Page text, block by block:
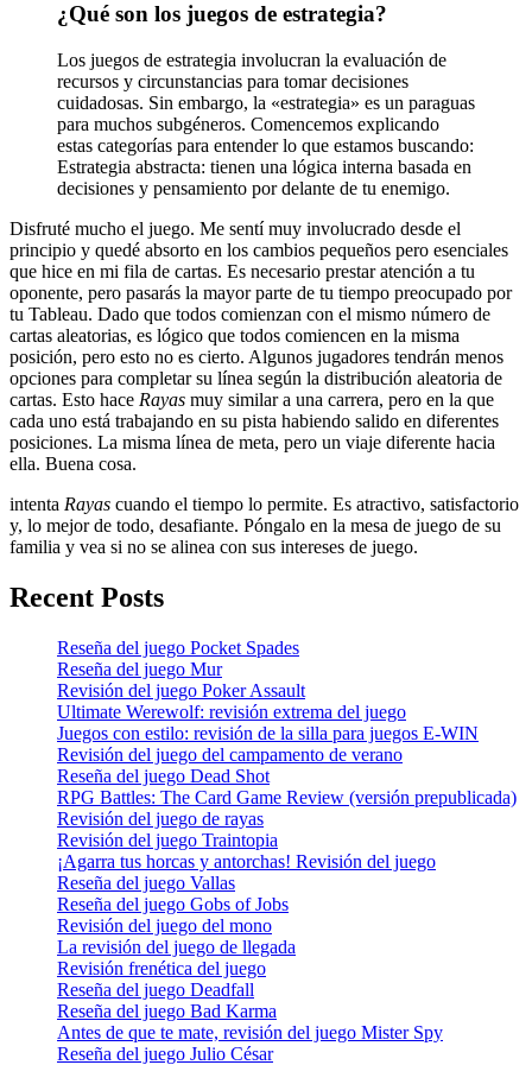
¿Qué son los juegos de estrategia?
Los juegos de estrategia involucran la evaluación de
recursos y circunstancias para tomar decisiones
cuidadosas. Sin embargo, la «estrategia» es un paraguas
para muchos subgéneros. Comencemos explicando
estas categorías para entender lo que estamos buscando:
Estrategia abstracta: tienen una lógica interna basada en
decisiones y pensamiento por delante de tu enemigo.
Disfruté mucho el juego. Me sentí muy involucrado desde el
principio y quedé absorto en los cambios pequeños pero esenciales
que hice en mi fila de cartas. Es necesario prestar atención a tu
oponente, pero pasarás la mayor parte de tu tiempo preocupado por
tu Tableau. Dado que todos comienzan con el mismo número de
cartas aleatorias, es lógico que todos comiencen en la misma
posición, pero esto no es cierto. Algunos jugadores tendrán menos
opciones para completar su línea según la distribución aleatoria de
cartas. Esto hace Rayas muy similar a una carrera, pero en la que
cada uno está trabajando en su pista habiendo salido en diferentes
posiciones. La misma línea de meta, pero un viaje diferente hacia
ella. Buena cosa.
intenta Rayas cuando el tiempo lo permite. Es atractivo, satisfactorio
y, lo mejor de todo, desafiante. Póngalo en la mesa de juego de su
familia y vea si no se alinea con sus intereses de juego.
Recent Posts
Reseña del juego Pocket Spades
Reseña del juego Mur
Revisión del juego Poker Assault
Ultimate Werewolf: revisión extrema del juego
Juegos con estilo: revisión de la silla para juegos E-WIN
Revisión del juego del campamento de verano
Reseña del juego Dead Shot
RPG Battles: The Card Game Review (versión prepublicada)
Revisión del juego de rayas
Revisión del juego Traintopia
¡Agarra tus horcas y antorchas! Revisión del juego
Reseña del juego Vallas
Reseña del juego Gobs of Jobs
Revisión del juego del mono
La revisión del juego de llegada
Revisión frenética del juego
Reseña del juego Deadfall
Reseña del juego Bad Karma
Antes de que te mate, revisión del juego Mister Spy
Reseña del juego Julio César